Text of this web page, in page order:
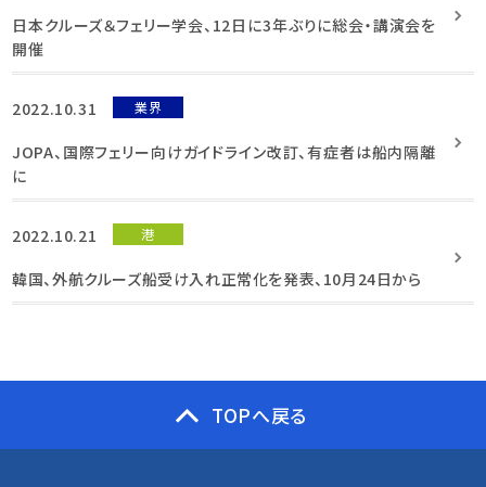
日本クルーズ＆フェリー学会、12日に3年ぶりに総会・講演会を
開催
2022.10.31 業界
JOPA、国際フェリー向けガイドライン改訂、有症者は船内隔離
に
2022.10.21 港
韓国、外航クルーズ船受け入れ正常化を発表、10月24日から
TOPへ戻る